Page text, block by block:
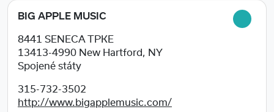
BIG APPLE MUSIC
8441 SENECA TPKE
13413-4990 New Hartford, NY
Spojené státy
315-732-3502
http://www.bigapplemusic.com/